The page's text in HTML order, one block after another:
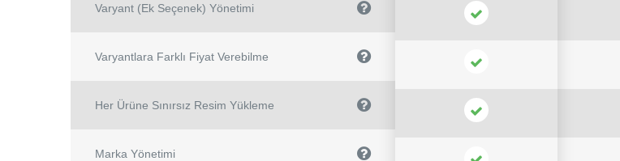
Varyant (Ek Seçenek) Yönetimi
Varyantlara Farklı Fiyat Verebilme
Her Ürüne Sınırsız Resim Yükleme
Marka Yönetimi